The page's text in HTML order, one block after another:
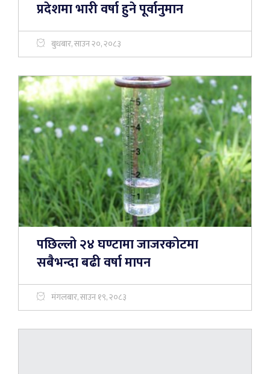
प्रदेशमा भारी वर्षा हुने पूर्वानुमान
बुधबार, साउन २०, २०८३
पछिल्लो २४ घण्टामा जाजरकोटमा
सबैभन्दा बढी वर्षा मापन
मंगलबार, साउन १९, २०८३